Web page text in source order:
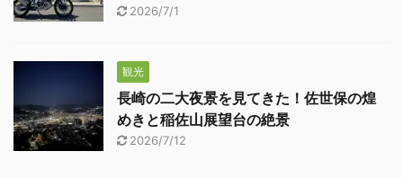
2026/7/1
観光
長崎の二大夜景を見てきた！佐世保の煌
めきと稲佐山展望台の絶景
2026/7/12